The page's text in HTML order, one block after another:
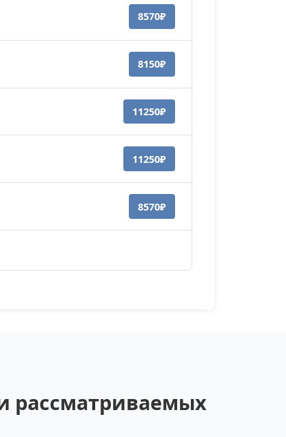
8570₽
8150₽
11250₽
11250₽
8570₽
рассматриваемых